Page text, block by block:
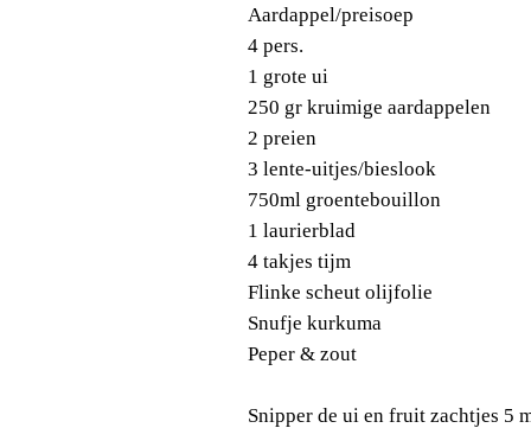
Aardappel/preisoep
4 pers.
1 grote ui
250 gr kruimige aardappelen
2 preien
3 lente-uitjes/bieslook
750ml groentebouillon
1 laurierblad
4 takjes tijm
Flinke scheut olijfolie
Snufje kurkuma
Peper & zout
Snipper de ui en fruit zachtjes 5